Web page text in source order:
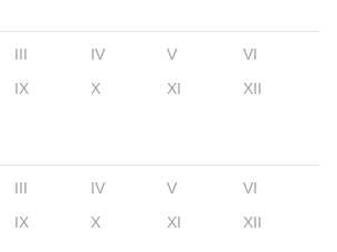
III IV V
VI
IX X XI XII
III IV V
VI
IX X XI XII